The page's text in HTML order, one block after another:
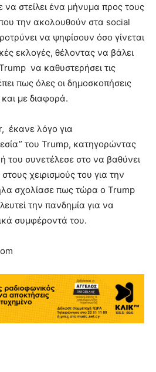
στείλει ένα μήνυμα προς τους
την ακολουθούν στα social
να ψηφίσουν όσο γίνεται
εκλογές, θέλοντας να βάλει
να καθυστερήσει τις
πως όλες οι δημοσκοπήσεις
με διαφορά.
έκανε λόγο για
του Trump, κατηγορώντας
του συνετέλεσε στο να βαθύνει
χειρισμούς του για την
σχολίασε πως τώρα ο Trump
την πανδημία για να
συμφέροντά του.